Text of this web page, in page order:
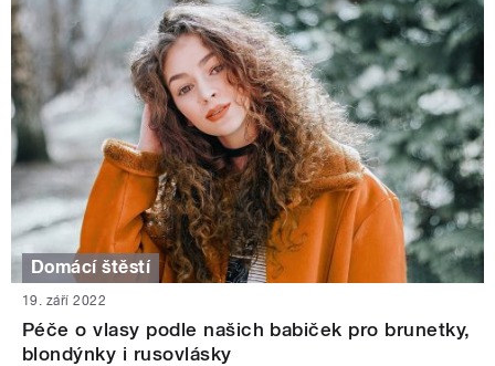
Domácí štěstí
19. září 2022
Péče o vlasy podle našich babiček pro brunetky,
blondýnky i rusovlásky